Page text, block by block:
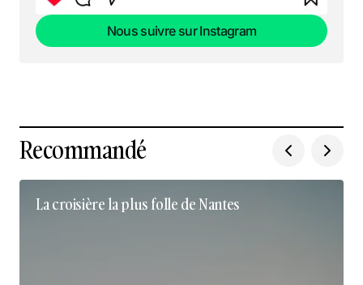
Nous suivre sur Instagram
Recommandé
La croisière la plus folle de Nantes